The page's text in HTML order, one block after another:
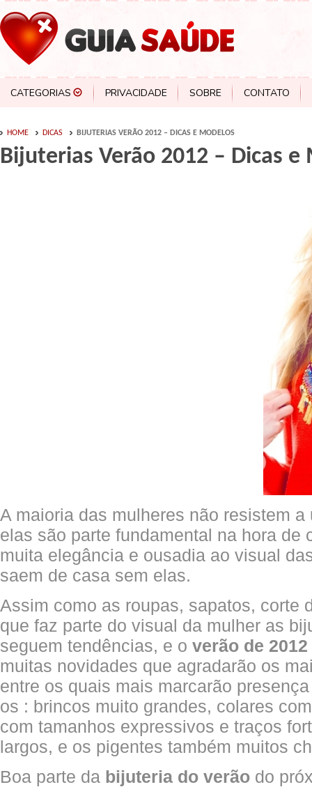
CATEGORIAS PRIVACIDADE SOBRE CONTATO
HOME DICAS BIJUTERIAS VERÃO 2012 – DICAS E MODELOS
Bijuterias Verão 2012 – Dicas e
A maioria das mulheres não resistem a
elas são parte fundamental na hora de
muita elegância e ousadia ao visual
saem de casa sem elas.
Assim como as roupas, sapatos, corte
que faz parte do visual da mulher as
seguem tendências, e o verão de 2012
muitas novidades que agradarão os
entre os quais mais marcarão
os : brincos muito grandes, colares
com tamanhos expressivos e traços
largos, e os pigentes também muitos
Boa parte da bijuteria do verão do